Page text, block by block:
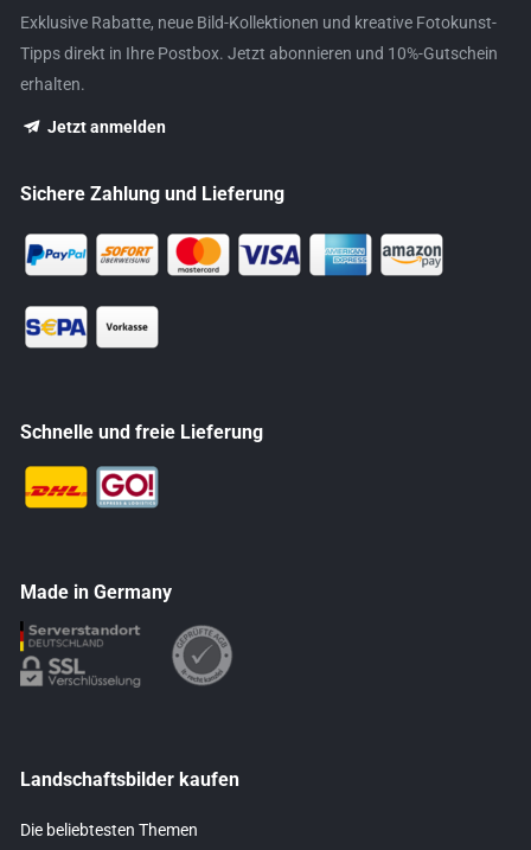
Exklusive Rabatte, neue Bild-Kollektionen und kreative Fotokunst-
Tipps direkt in Ihre Postbox. Jetzt abonnieren und 10%-Gutschein
erhalten.
Jetzt anmelden
Sichere Zahlung und Lieferung
Schnelle und freie Lieferung
Made in Germany
Landschaftsbilder kaufen
Die beliebtesten Themen